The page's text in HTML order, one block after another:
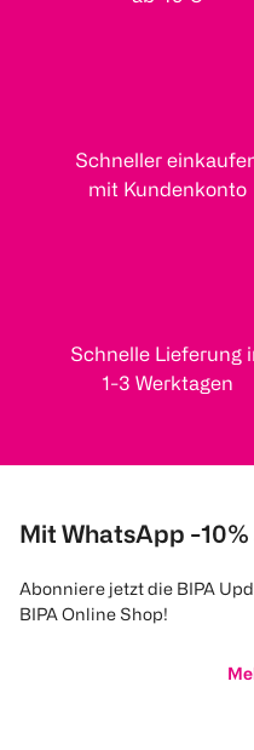
Schneller
mit Kundenkonto
Schnelle Lieferung
1-3 Werktagen
Mit WhatsApp -
Abonniere jetzt die BIPA
BIPA Online Shop!